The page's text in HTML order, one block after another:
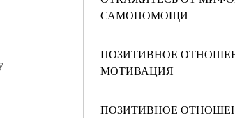
САМОПОМОЩИ
ПОЗИТИВНОЕ
МОТИВАЦИЯ
ПОЗИТИВНОЕ